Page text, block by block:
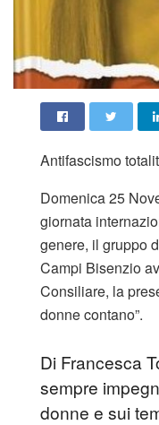
Antifascismo
Domenica 25
giornata
genere, il gruppo
Campi Bisenzio
Consiliare, la
donne contano”.
Di Francesca
sempre
donne e sui